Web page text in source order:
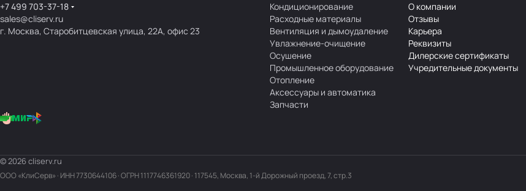
+7 499 703-37-18
sales@cliserv.ru
г. Москва, Старобитцевская улица, 22А, офис 23
Кондиционирование
Расходные материалы
Вентиляция и дымоудаление
Увлажнение-очищение
Осушение
Промышленное оборудование
Отопление
Аксессуары и автоматика
Запчасти
О компании
Отзывы
Карьера
Реквизиты
Дилерские сертификаты
Учредительные документы
© 2026 cliserv.ru
ООО «КлиСерв» · ИНН7730644106· ОГРН 1117746361920 · 117545, Москва, 1-й Дорожный проезд, 7, стр.3